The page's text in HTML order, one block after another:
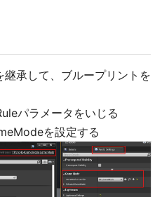
承して、ブループリントを
パラメータをいじる
を設定する